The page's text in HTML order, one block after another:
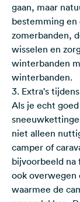
gaan, maar
bestemming en
zomerbanden,
wisselen en
winterbanden
winterbanden.
3. Extra's
Als je echt
niet alleen
camper of
bijvoorbeeld na
ook overwegen
waarmee de